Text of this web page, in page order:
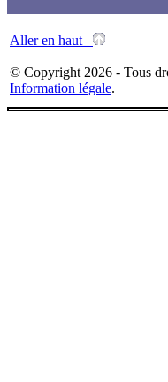
Aller en haut
© Copyright 2026 - Tous
Information légale.